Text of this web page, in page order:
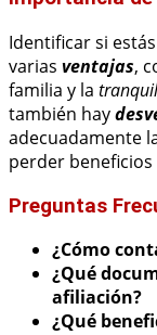
Identificar si
varias ventajas,
familia y la
también hay
adecuadamente
perder
Preguntas
¿Cómo
¿Qué
afiliación?
¿Qué